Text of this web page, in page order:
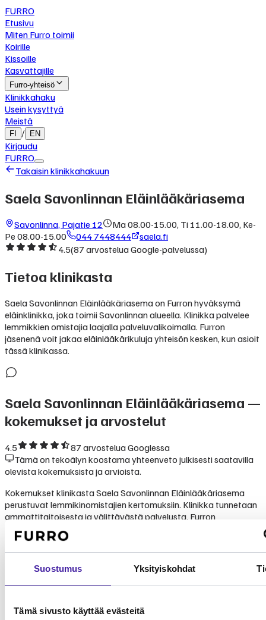
Suostumus Yksityiskohdat
Tämä sivusto käyttää evästeitä
FURRO
Etusivu
Miten Furro toimii
Koirille
Kissoille
Kasvattajille
Furro-yhteisö
Klinikkahaku
Usein kysyttyä
Meistä
FI / EN
Kirjaudu
FURRO
Takaisin klinikkahakuun
Saela Savonlinnan Eläinlääkäriasema
Savonlinna, Pajatie 12
Ma 08.00-15.00, Ti 11.00-18.00, Ke-
Pe 08.00-15.00
044 7448444
saela.fi
4.5(87 arvostelua Google-palvelussa)
Tietoa klinikasta
Saela Savonlinnan Eläinlääkäriasema on Furron hyväksymä
eläinklinikka, joka toimii Savonlinnan alueella. Klinikka palvelee
lemmikkien omistajia laajalla palveluvalikoimalla. Furron
jäsenenä voit jakaa eläinlääkärikuluja yhteisön kesken, kun asioit
tässä klinikassa.
Saela Savonlinnan Eläinlääkäriasema —
kokemukset ja arvostelut
4.5 87 arvostelua Googlessa
Tämä on tekoälyn koostama yhteenveto julkisesti saatavilla
olevista kokemuksista ja arvioista.
Kokemukset klinikasta Saela Savonlinnan Eläinlääkäriasema
perustuvat lemmikinomistajien kertomuksiin. Klinikka tunnetaan
ammattitaitoisesta ja välittävästä palvelusta. Furron
yhteisömallissa Saela Savonlinnan Eläinlääkäriasema on
luotettava valinta lemmikkisi hoitoon.
Saela Savonlinnan Eläinlääkäriasema
palvelut